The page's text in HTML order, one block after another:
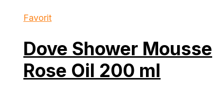
Favorit
Dove Shower Mousse
Rose Oil 200 ml